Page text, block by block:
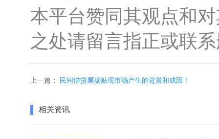
本平台赞同其观点和
之处请留言指正或联
上一篇： 民间借贷票据贴现市场产生的背景和成因！
相关资讯